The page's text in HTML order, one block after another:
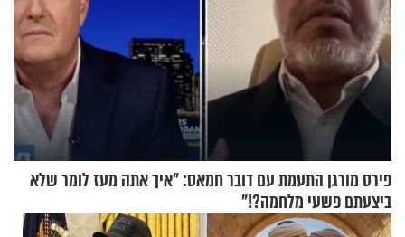
פירס מורגן התעמת עם דובר חמאס: "איך אתה מעז לומר שלא
ביצעתם פשעי מלחמה?!"